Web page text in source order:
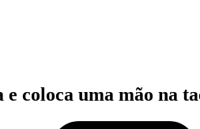
coloca uma mão na